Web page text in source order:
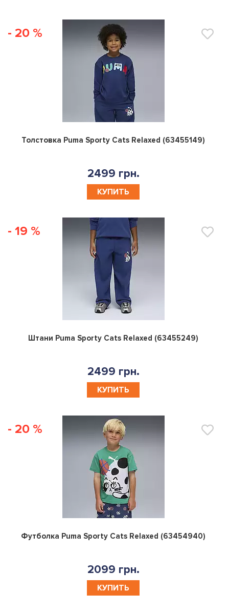
- 20 %
0
Толстовка Puma Sporty Cats Relaxed (63455149)
2499 грн.
КУПИТЬ
- 19 %
0
Штани Puma Sporty Cats Relaxed (63455249)
2499 грн.
КУПИТЬ
- 20 %
0
Футболка Puma Sporty Cats Relaxed (63454940)
2099 грн.
КУПИТЬ